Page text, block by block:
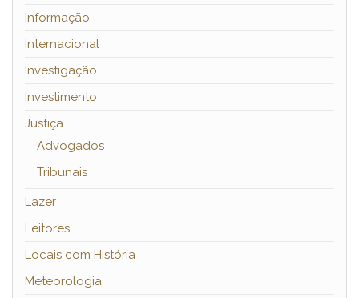
Informação
Internacional
Investigação
Investimento
Justiça
Advogados
Tribunais
Lazer
Leitores
Locais com História
Meteorologia